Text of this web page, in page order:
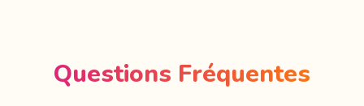
Questions Fréquentes